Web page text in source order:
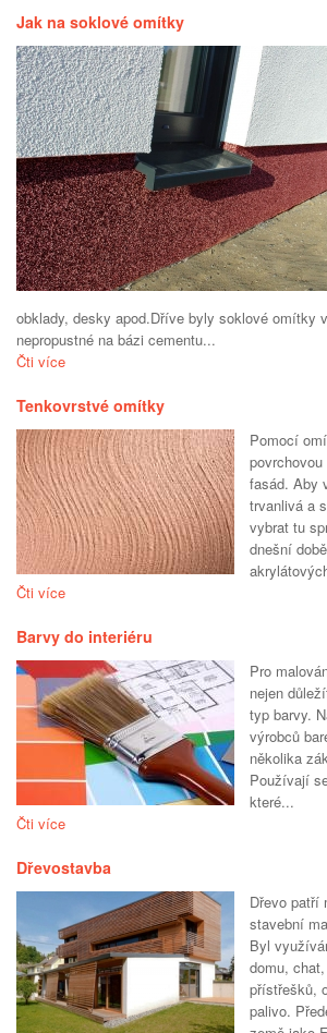
Jak na soklové omítky
obklady, desky apod.Dříve byly soklové omítky
nepropustné na bázi cementu...
Čti více
Tenkovrstvé omítky
Pomocí
fasád. Aby
trvanlivá a
vybrat tu
dnešní
Čti více
Barvy do interiéru
Pro
nejen
typ barvy.
výrobců
několika
Používají
které...
Čti více
Dřevostavba
Dřevo patří
stavební
Byl
domu,
přístřešků,
palivo.